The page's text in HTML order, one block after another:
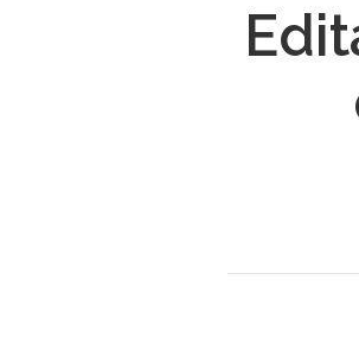
Ministério do Turismo